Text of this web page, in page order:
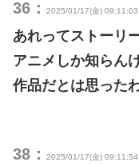
36： 2025/01/17(金)
あれってストーリ
アニメしか知らん
作品だとは思った
38： 2025/01/17(金)